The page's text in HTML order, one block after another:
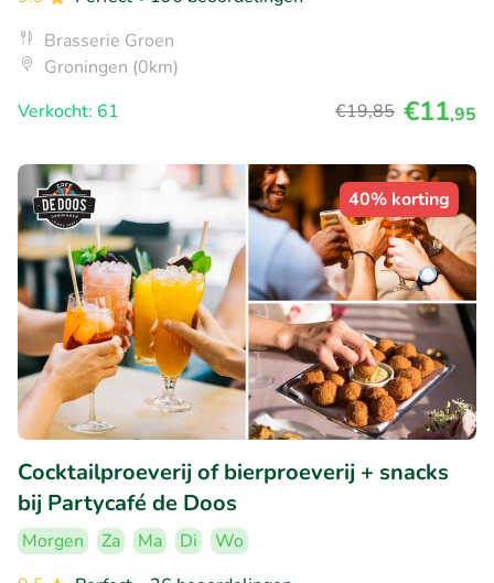
Brasserie Groen
Groningen (0km)
Verkocht: 61
€19,85 €11,95
40% korting
Cocktailproeverij of bierproeverij + snacks
bij Partycafé de Doos
Morgen Za Ma Di
Wo